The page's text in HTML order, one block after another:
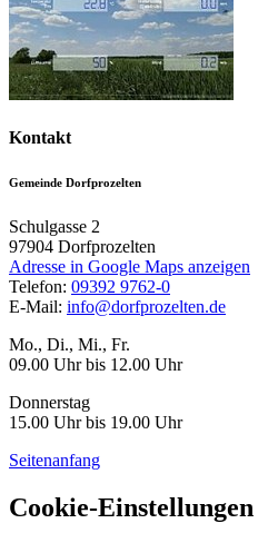
Kontakt
Gemeinde Dorfprozelten
Schulgasse 2
97904 Dorfprozelten
Adresse in Google Maps anzeigen
Telefon: 09392 9762-0
E-Mail: info@dorfprozelten.de
Mo., Di., Mi., Fr.
09.00 Uhr bis 12.00 Uhr
Donnerstag
15.00 Uhr bis 19.00 Uhr
Seitenanfang
Cookie-Einstellungen